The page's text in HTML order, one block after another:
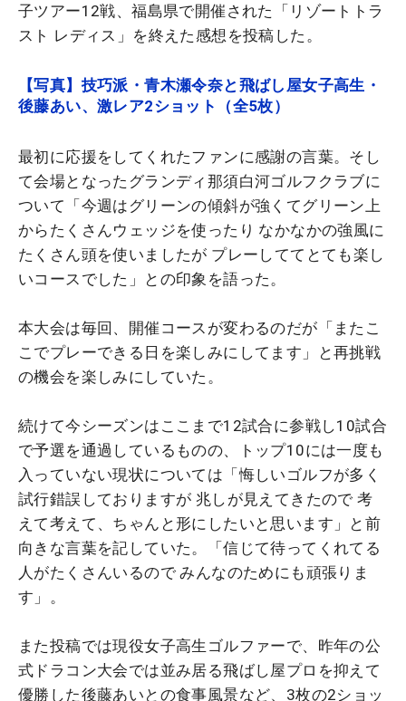
子ツアー12戦、福島県で開催された「リゾートトラ
スト レディス」を終えた感想を投稿した。
【写真】技巧派・青木瀬令奈と飛ばし屋女子高生・
後藤あい、激レア2ショット（全5枚）
最初に応援をしてくれたファンに感謝の言葉。そし
て会場となったグランディ那須白河ゴルフクラブに
ついて「今週はグリーンの傾斜が強くてグリーン上
からたくさんウェッジを使ったり なかなかの強風に
たくさん頭を使いましたが プレーしててとても楽し
いコースでした」との印象を語った。
本大会は毎回、開催コースが変わるのだが「またこ
こでプレーできる日を楽しみにしてます」と再挑戦
の機会を楽しみにしていた。
続けて今シーズンはここまで12試合に参戦し10試合
で予選を通過しているものの、トップ10には一度も
入っていない現状については「悔しいゴルフが多く
試行錯誤しておりますが 兆しが見えてきたので 考
えて考えて、ちゃんと形にしたいと思います」と前
向きな言葉を記していた。「信じて待ってくれてる
人がたくさんいるので みんなのためにも頑張りま
す」。
また投稿では現役女子高生ゴルファーで、昨年の公
式ドラコン大会では並み居る飛ばし屋プロを抑えて
優勝した後藤あいとの食事風景など、3枚の2ショッ